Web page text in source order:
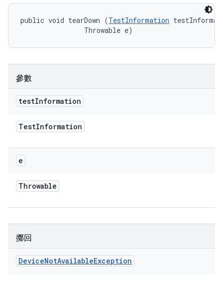
public void tearDown (TestInformation
                Throwable e)
參數
testInformation
TestInformation
e
Throwable
擲回
DeviceNotAvailableException